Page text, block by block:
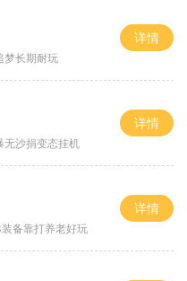
梦长期耐玩
详情
无沙捐变态挂机
详情
备靠打养老好玩
详情